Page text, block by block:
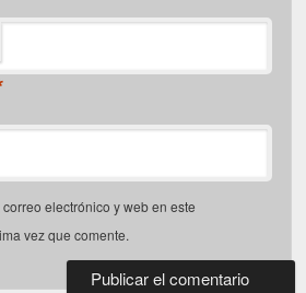
electrónico y web en este
vez que comente.